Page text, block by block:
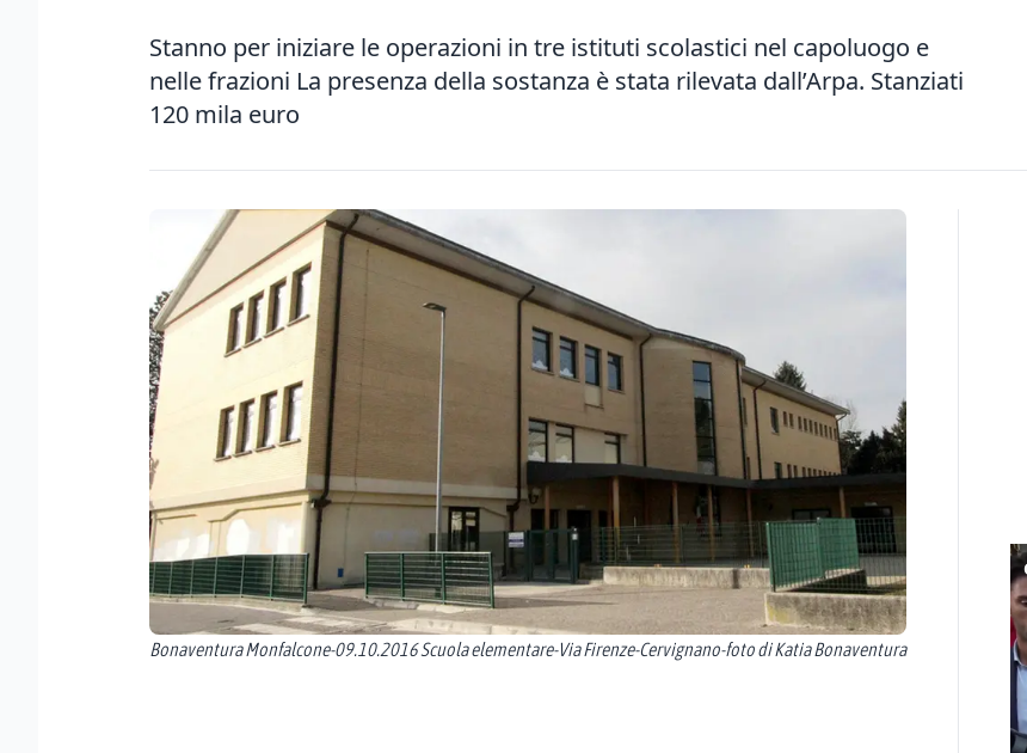
Stanno per iniziare le operazioni in tre istituti scolastici nel capoluogo e
nelle frazioni La presenza della sostanza è stata rilevata dall’Arpa. Stanziati
120 mila euro
Bonaventura Monfalcone-09.10.2016 Scuola elementare-Via Firenze-Cervignano-foto di Katia Bonaventura